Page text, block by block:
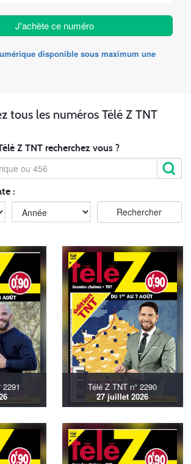
J'achète ce numéro
disponible sous maximum une
tous les numéros Télé Z TNT
Z TNT recherchez vous ?
:
Télé Z TNT n° 2290
27 juillet 2026